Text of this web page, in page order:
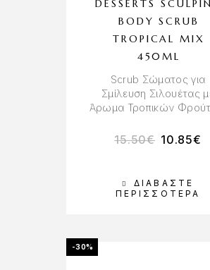
ΔΙΑΒΆΣΤΕ
ΠΕΡΙΣΣΌΤΕΡΑ
DESSERTS
BODY SCRUB
TROPICAL MIX
450ML
Scrub Σώματος για
Σμίλευση Σιλουέτας
Άρωμα Τροπικών
15.50€ 10.85€
-30%